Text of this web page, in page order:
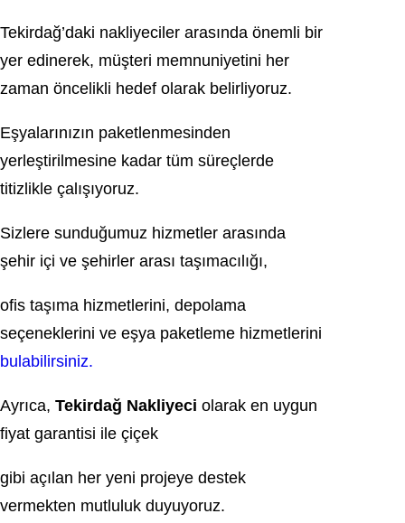
Tekirdağ’daki nakliyeciler arasında önemli bir
yer edinerek, müşteri memnuniyetini her
zaman öncelikli hedef olarak belirliyoruz.
Eşyalarınızın paketlenmesinden
yerleştirilmesine kadar tüm süreçlerde
titizlikle çalışıyoruz.
Sizlere sunduğumuz hizmetler arasında
şehir içi ve şehirler arası taşımacılığı,
ofis taşıma hizmetlerini, depolama
seçeneklerini ve eşya paketleme hizmetlerini
bulabilirsiniz.
Ayrıca, Tekirdağ Nakliyeci olarak en uygun
fiyat garantisi ile çiçek
gibi açılan her yeni projeye destek
vermekten mutluluk duyuyoruz.